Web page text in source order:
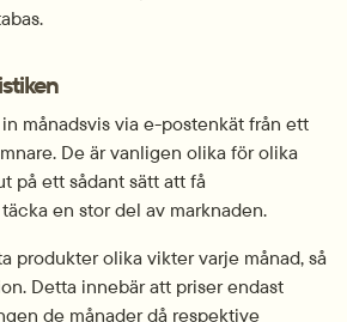
månadsvis via e-postenkät från ett
De är vanligen olika för olika
på ett sådant sätt att få
en stor del av marknaden.
produkter olika vikter varje månad, så
Detta innebär att priser endast
de månader då respektive